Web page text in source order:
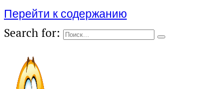
Перейти к содержанию
Search for: